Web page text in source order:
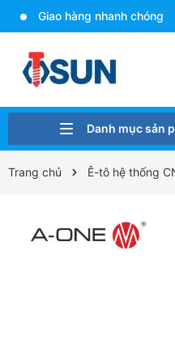
Giao hàng nhanh chóng
Danh mục sản
Trang chủ Ê-tô hệ thống